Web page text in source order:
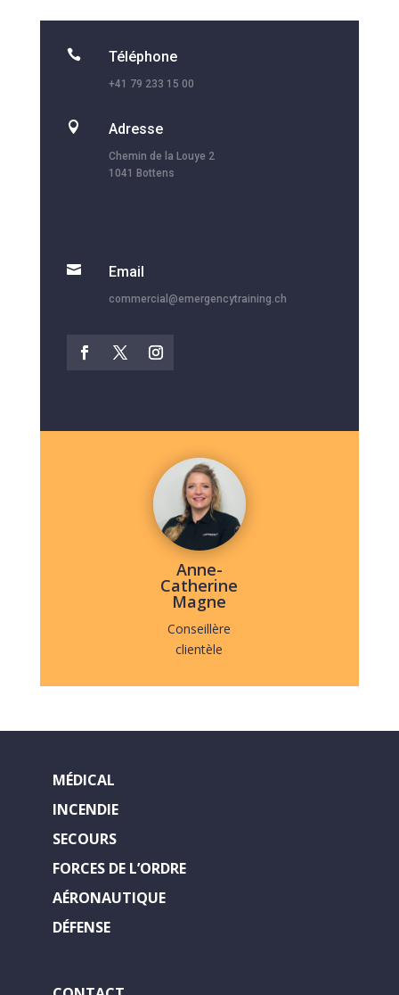
 Téléphone
+41 79 233 15 00
 Adresse
Chemin de la Louye 2
1041 Bottens
 Email
commercial@emergencytraining.ch
Anne-
Catherine
Magne
Conseillère
clientèle
MÉDICAL
INCENDIE
SECOURS
FORCES DE L’ORDRE
AÉRONAUTIQUE
DÉFENSE